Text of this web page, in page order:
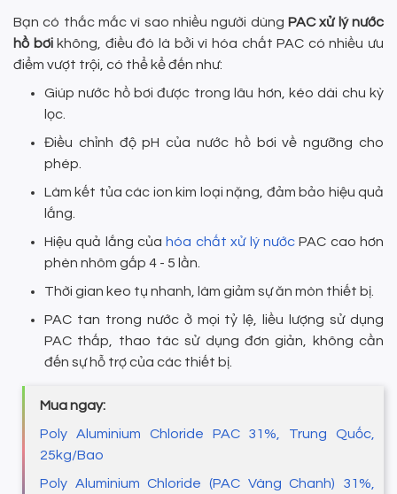
Bạn có thắc mắc vì sao nhiều người dùng PAC xử lý nước
hồ bơi không, điều đó là bởi vì hóa chất PAC có nhiều ưu
điểm vượt trội, có thể kể đến như:
Giúp nước hồ bơi được trong lâu hơn, kéo dài chu kỳ
lọc.
Điều chỉnh độ pH của nước hồ bơi về ngưỡng cho
phép.
Làm kết tủa các ion kim loại nặng, đảm bảo hiệu quả
lắng.
Hiệu quả lắng của hóa chất xử lý nướcPAC cao hơn
phèn nhôm gấp 4 - 5 lần.
Thời gian keo tụ nhanh, làm giảm sự ăn mòn thiết bị.
PAC tan trong nước ở mọi tỷ lệ, liều lượng sử dụng
PAC thấp, thao tác sử dụng đơn giản, không cần
đến sự hỗ trợ của các thiết bị.
Mua ngay:
Poly Aluminium Chloride PAC 31%, Trung Quốc,
25kg/Bao
Poly Aluminium Chloride (PAC Vàng Chanh) 31%,